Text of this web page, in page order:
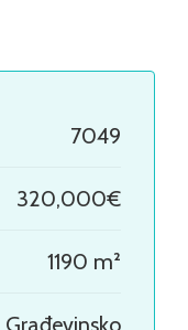
7049
320,000€
1190 m²
Građevinsko